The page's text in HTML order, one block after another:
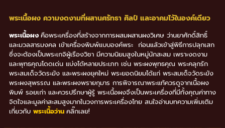
พระเนื้อผง ความงดงามที่ผสานศรัทธา ศิลป์ และอาคมไว้ในองค์เดียว
พระเนื้อผง คือพระเครื่องที่สร้างจากการผสมผสานผงวิเศษ ว่านยาศักดิ์สิทธิ์
และมวลสารมงคล เข้าเครื่องพิมพ์แบบองค์พระ ก่อนแล้วเข้าสู่พิธีการปลุกเสก
ซึ่งจะต้องเป็นพระเกจิผู้เรืองวิชา มีความนิยมสูงในหมู่นักสะสม เพราะงดงาม
และพุทธคุณโดดเด่น แบ่งได้หลายประเภท เช่น พระผงพุทธคุณ พระคลุกรัก
พระสมเด็จวัดระฆัง และพระผงยุคใหม่ พระยอดนิยมได้แก่ พระสมเด็จวัดระฆัง
พระผงสุพรรณ และพระผงพรายกุมาร การพิจารณาพระแท้ควรดูจากเนื้อผง
พิมพ์ รอยเก่า และควรปรึกษาผู้รู้ พระเนื้อผงจึงเป็นพระเครื่องที่มีทั้งคุณค่าทาง
จิตใจและมูลค่าสะสมสูงมากในวงการพระเครื่องไทย สนใจอ่านบทความเพิ่มเติม
เกี่ยวกับ พระเนื้อว่าน คลิ๊กเลย!